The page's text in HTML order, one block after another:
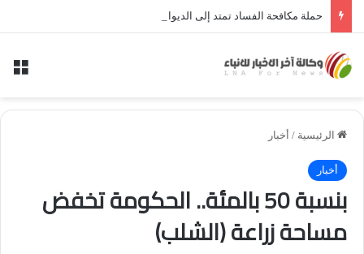
الرئيسية / أخبار
أخبار
بنسبة 50 بالمئة.. الحكومة تخفض
مساحة زراعة (الشلب)